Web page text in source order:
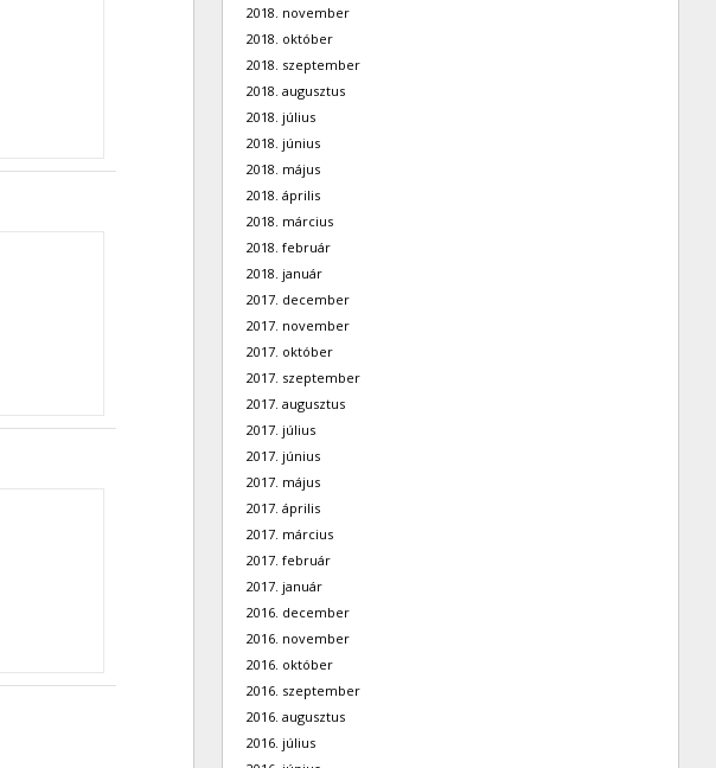
2018. november
2018. október
2018. szeptember
2018. augusztus
2018. július
2018. június
2018. május
2018. április
2018. március
2018. február
2018. január
2017. december
2017. november
2017. október
2017. szeptember
2017. augusztus
2017. július
2017. június
2017. május
2017. április
2017. március
2017. február
2017. január
2016. december
2016. november
2016. október
2016. szeptember
2016. augusztus
2016. július